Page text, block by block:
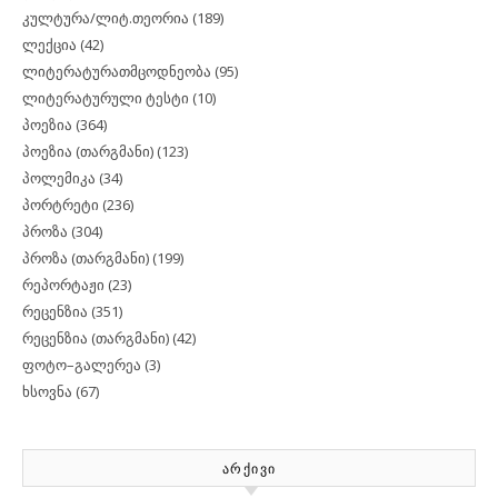
კულტურა/ლიტ.თეორია (189)
ლექცია (42)
ლიტერატურათმცოდნეობა (95)
ლიტერატურული ტესტი (10)
პოეზია (364)
პოეზია (თარგმანი) (123)
პოლემიკა (34)
პორტრეტი (236)
პროზა (304)
პროზა (თარგმანი) (199)
რეპორტაჟი (23)
რეცენზია (351)
რეცენზია (თარგმანი) (42)
ფოტო–გალერეა (3)
ხსოვნა (67)
ᲐᲠᲥᲘᲕᲘ